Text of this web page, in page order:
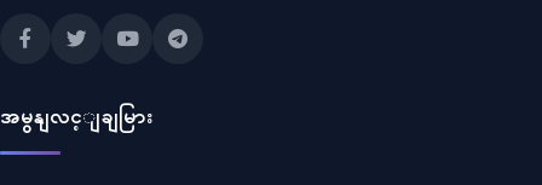
အမွနျလင့ျချမြား